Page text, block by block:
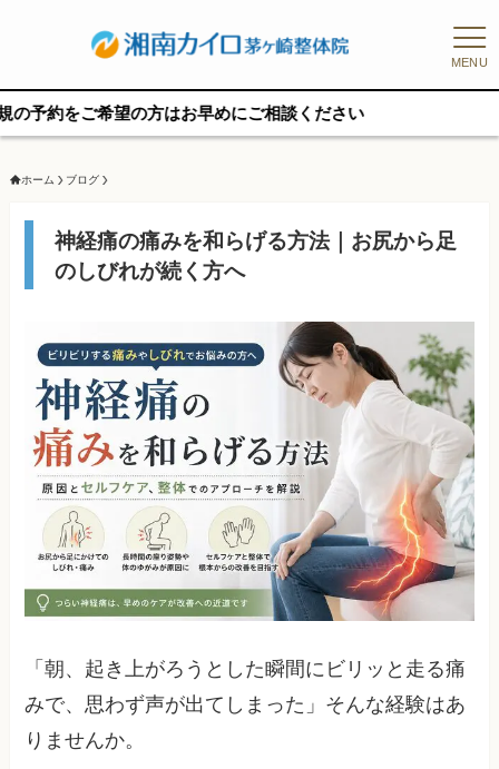
MENU
の方はお早めにご相談ください
ホーム ブログ
神経痛の痛みを和らげる方法｜お尻から足
のしびれが続く方へ
「朝、起き上がろうとした瞬間にビリッと走る痛
みで、思わず声が出てしまった」そんな経験はあ
りませんか。